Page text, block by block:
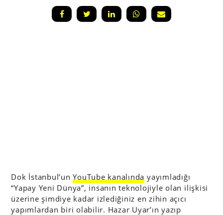
Dok İstanbul’unYouTube kanalında yayımladığı
“Yapay Yeni Dünya”, insanın teknolojiyle olan ilişkisi
üzerine şimdiye kadar izlediğiniz en zihin açıcı
yapımlardan biri olabilir. Hazar Uyar’ın yazıp